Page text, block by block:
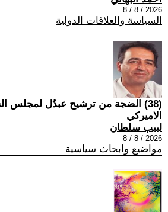
2026 / 8 / 8
السياسة والعلاقات الدولية
(38) الضجة من ترشيح عبدُل لمجلس
الاميركي
لبيب سلطان
2026 / 8 / 8
مواضيع وابحاث سياسية